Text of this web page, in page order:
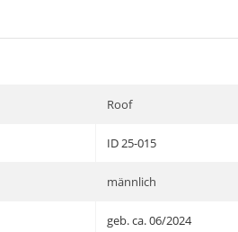
Roof
ID 25-015
männlich
geb. ca. 06/2024